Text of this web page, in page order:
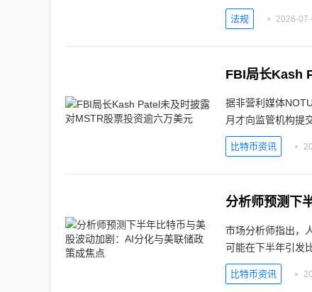
法规 2026-
FBI局长Kash
据非营利媒体
月才向监管机构提
比特币资讯
分析师预测下
市场分析师指出，
可能在下半年引发
比特币资讯